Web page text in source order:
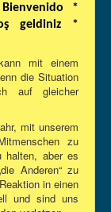
*
ş geldiniz *
mit einem
die Situation
auf gleicher
mit unserem
zu
halten, aber es
Anderen“ zu
in einen
und sind uns